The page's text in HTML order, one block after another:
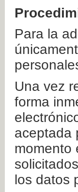
Para la
Una vez
forma
aceptada
momento
los datos